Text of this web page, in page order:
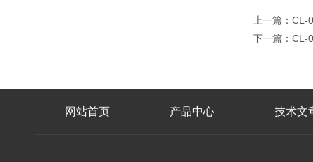
上一篇： CL-
下一篇： CL-
网站首页 产品中心 技术文